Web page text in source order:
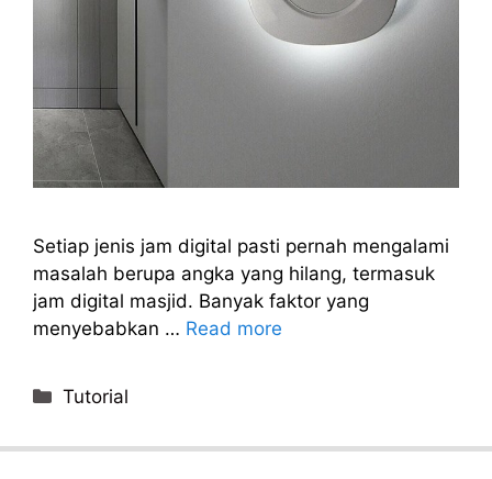
Setiap jenis jam digital pasti pernah mengalami
masalah berupa angka yang hilang, termasuk
jam digital masjid. Banyak faktor yang
menyebabkan … Read more
Categories
Tutorial